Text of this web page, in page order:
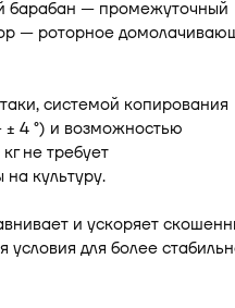
барабан — промежуточный
— роторное
системой копирования
4 °) и возможностью
не требует
культуру.
и ускоряет
для более